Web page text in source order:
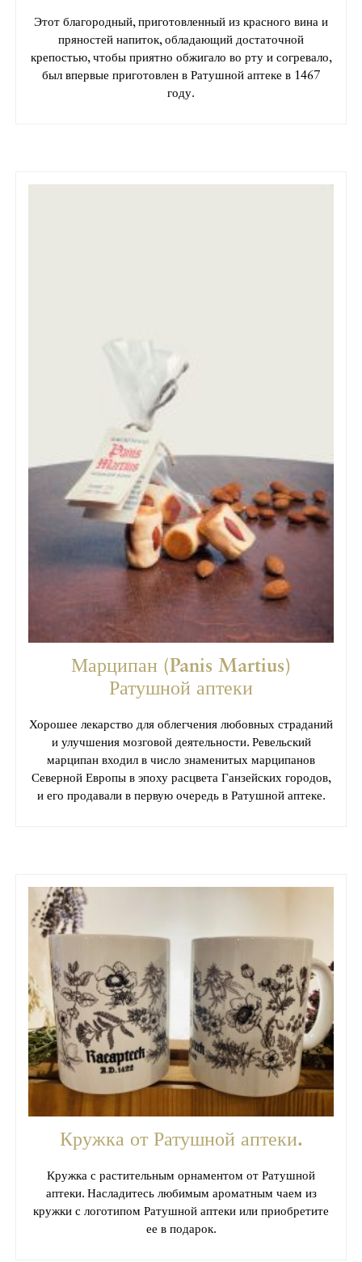
Этот благородный, приготовленный из красного вина и
пряностей напиток, обладающий достаточной
крепостью, чтобы приятно обжигало во рту и согревало,
был впервые приготовлен в Ратушной аптеке в 1467
году.
Марципан (Panis Martius)
Ратушной аптеки
Хорошее лекарство для облегчения любовных страданий
и улучшения мозговой деятельности. Ревельский
марципан входил в число знаменитых марципанов
Северной Европы в эпоху расцвета Ганзейских городов,
и его продавали в первую очередь в Ратушной аптеке.
Кружка от Ратушной аптеки.
Кружка с растительным орнаментом от Ратушной
аптеки. Насладитесь любимым ароматным чаем из
кружки с логотипом Ратушной аптеки или приобретите
ее в подарок.